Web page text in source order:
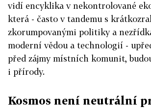
vidí encyklika v nekontrolované
která - často v tandemu s
zkorumpovanými politiky a
moderní vědou a technologií -
před zájmy místních komunit,
i přírody.
Kosmos není neutrální